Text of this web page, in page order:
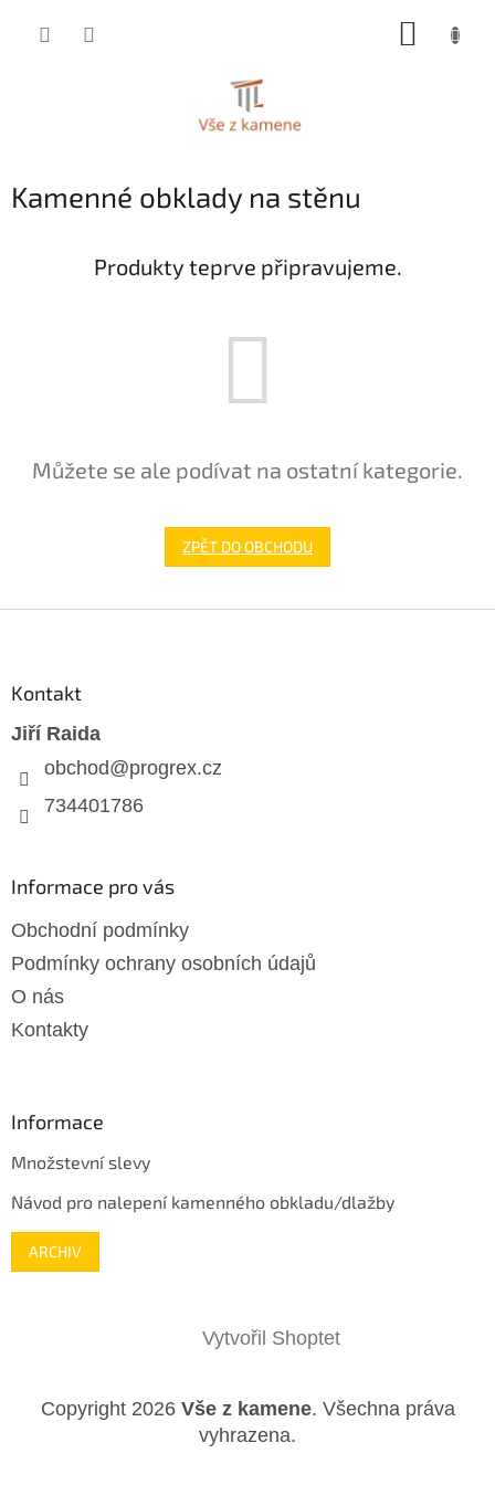
Kamenné obklady na stěnu
Produkty teprve připravujeme.
Můžete se ale podívat na ostatní kategorie.
ZPĚT DO OBCHODU
Kontakt
Jiří Raida
obchod@progrex.cz
734401786
Informace pro vás
Obchodní podmínky
Podmínky ochrany osobních údajů
O nás
Kontakty
Informace
Množstevní slevy
Návod pro nalepení kamenného obkladu/dlažby
ARCHIV
Vytvořil Shoptet
Copyright 2026 Vše z kamene. Všechna práva
vyhrazena.